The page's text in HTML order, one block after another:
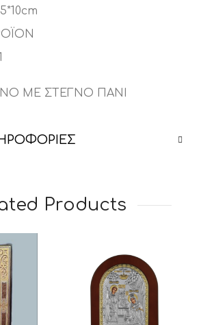
ΜΕ ΣΤΕΓΝΟ ΠΑΝΙ
Products